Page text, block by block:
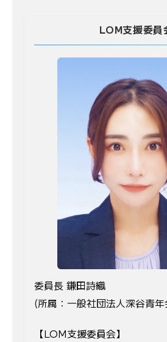
LOM支援委員
委員長 鎌田詩織
(所属：一般社団法人深谷青
【LOM支援委員会】